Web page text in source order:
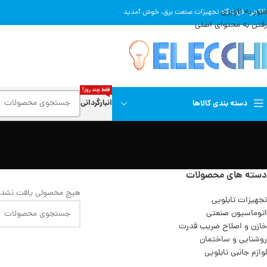
عبور به ناوبری
رفتن به محتوای اصلی
الکچی، فروشگاه تجهیزات صنعت برق، خوش آمدید
دسته بندی کالاها انبارگردانی
فقط چند روز!
دسته های محصولات
تجهیزات تابلویی
اتوماسیون صنعتی
خازن و اصلاح ضریب قدرت
روشنایی و ساختمان
لوازم جانبی تابلویی
هیچ محصولی یافت